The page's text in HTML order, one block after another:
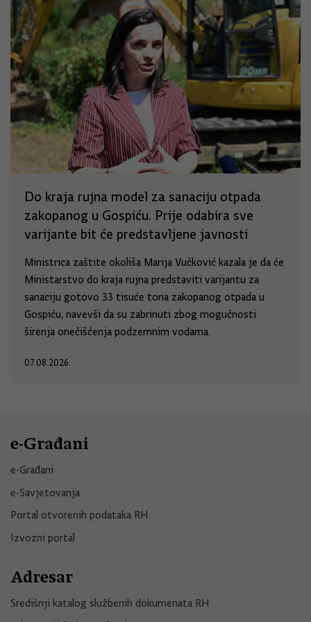
Do kraja rujna model za sanaciju otpada
zakopanog u Gospiću. Prije odabira sve
varijante bit će predstavljene javnosti
Ministrica zaštite okoliša Marija Vučković kazala je da će
Ministarstvo do kraja rujna predstaviti varijantu za
sanaciju gotovo 33 tisuće tona zakopanog otpada u
Gospiću, navevši da su zabrinuti zbog mogućnosti
širenja onečišćenja podzemnim vodama.
07.08.2026.
e-Građani
e-Građani
e-Savjetovanja
Portal otvorenih podataka RH
Izvozni portal
Adresar
Središnji katalog službenih dokumenata RH